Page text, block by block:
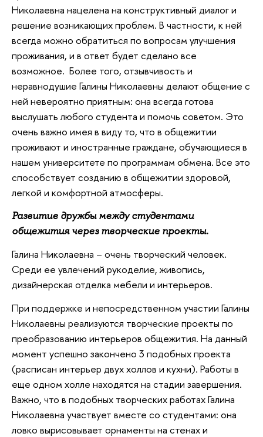
Николаевна нацелена на конструктивный диалог и
решение возникающих проблем. В частности, к ней
всегда можно обратиться по вопросам улучшения
проживания, и в ответ будет сделано все
возможное. Более того, отзывчивость и
неравнодушие Галины Николаевны делают общение с
ней невероятно приятным: она всегда готова
выслушать любого студента и помочь советом. Это
очень важно имея в виду то, что в общежитии
проживают и иностранные граждане, обучающиеся в
нашем университете по программам обмена. Все это
способствует созданию в общежитии здоровой,
легкой и комфортной атмосферы.
Развитие дружбы между студентами
общежития через творческие проекты.
Галина Николаевна – очень творческий человек.
Среди ее увлечений рукоделие, живопись,
дизайнерская отделка мебели и интерьеров.
При поддержке и непосредственном участии Галины
Николаевны реализуются творческие проекты по
преобразованию интерьеров общежития. На данный
момент успешно закончено 3 подобных проекта
(расписан интерьер двух холлов и кухни). Работы в
еще одном холле находятся на стадии завершения.
Важно, что в подобных творческих работах Галина
Николаевна участвует вместе со студентами: она
ловко вырисовывает орнаменты на стенах и